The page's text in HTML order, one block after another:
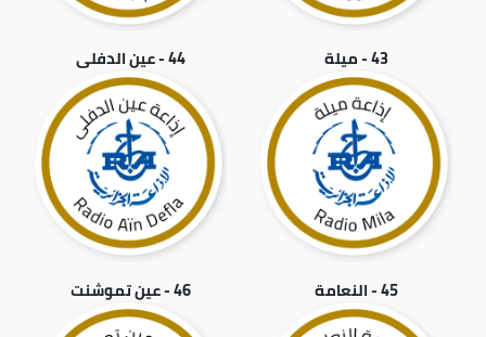
43 - ميلة 44 - عين الدفلى
45 - النعامة 46 - عين تموشنت